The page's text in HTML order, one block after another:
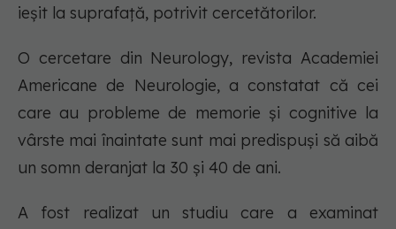
ieșit la suprafață, potrivit cercetătorilor.
O cercetare din Neurology, revista Academiei
Americane de Neurologie, a constatat că cei
care au probleme de memorie și cognitive la
vârste mai înaintate sunt mai predispuși să aibă
un somn deranjat la 30 și 40 de ani.
A fost realizat un studiu care a examinat